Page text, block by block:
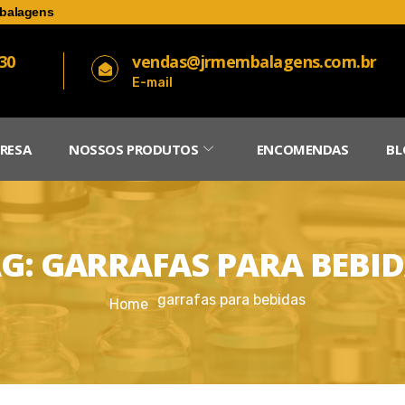
vendas@jrmembalagens.com.br
E-mail
NOSSOS PRODUTOS ENCOMENDAS
GARRAFAS PARA
Home garrafas para bebidas